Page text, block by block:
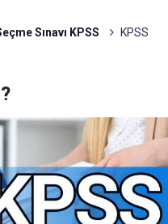
Sınavı KPSS
KPSS